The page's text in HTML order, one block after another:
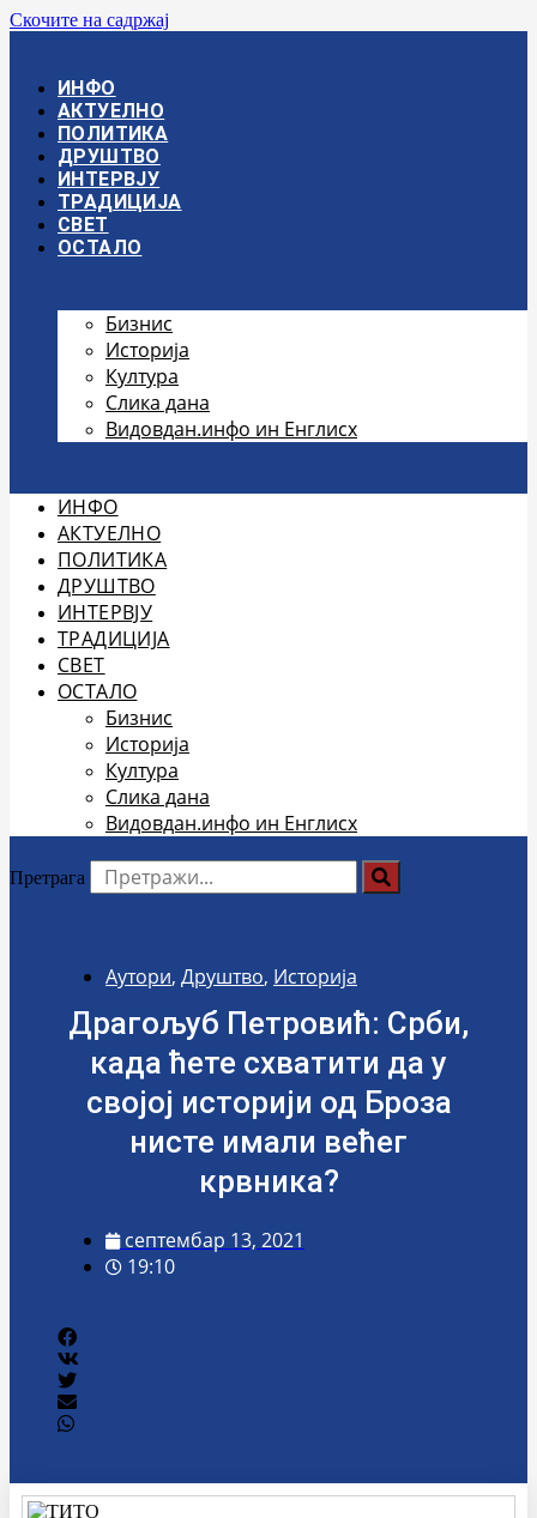
Скочите на садржај
ИНФО
АКТУЕЛНО
ПОЛИТИКА
ДРУШТВО
ИНТЕРВЈУ
ТРАДИЦИЈА
СВЕТ
ОСТАЛО
Бизнис
Историја
Култура
Слика дана
Видовдан.инфо ин Енглисх
ИНФО
АКТУЕЛНО
ПОЛИТИКА
ДРУШТВО
ИНТЕРВЈУ
ТРАДИЦИЈА
СВЕТ
ОСТАЛО
Бизнис
Историја
Култура
Слика дана
Видовдан.инфо ин Енглисх
Претрага
Аутори, Друштво, Историја
Драгољуб Петровић: Срби,
када ћете схватити да у
својој историји од Броза
нисте имали већег
крвника?
септембар 13, 2021
19:10